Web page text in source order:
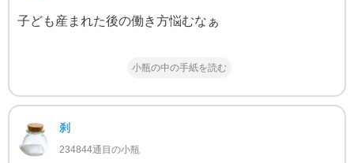
子ども産まれた後の働き方悩むなぁ
小瓶の中の手紙を読む
刹
234844通目の小瓶